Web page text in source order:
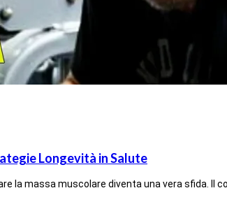
Longevità in Salute
la massa muscolare diventa una vera sfida. Il